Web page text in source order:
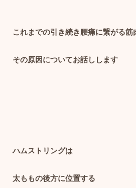
これまでの引き続き腰痛に繋がる筋
その原因についてお話しします
ハムストリングは
太ももの後方に位置する